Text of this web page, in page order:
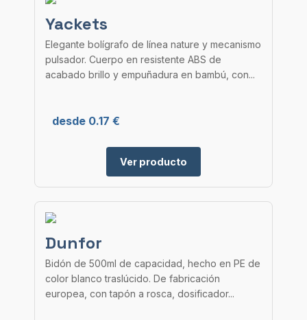
Yackets
Elegante bolígrafo de línea nature y mecanismo
pulsador. Cuerpo en resistente ABS de
acabado brillo y empuñadura en bambú, con...
desde 0.17 €
Ver producto
Dunfor
Bidón de 500ml de capacidad, hecho en PE de
color blanco traslúcido. De fabricación
europea, con tapón a rosca, dosificador...